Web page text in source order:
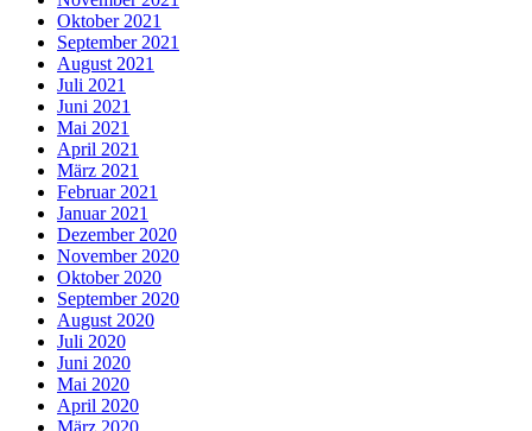
Oktober 2021
September 2021
August 2021
Juli 2021
Juni 2021
Mai 2021
April 2021
März 2021
Februar 2021
Januar 2021
Dezember 2020
November 2020
Oktober 2020
September 2020
August 2020
Juli 2020
Juni 2020
Mai 2020
April 2020